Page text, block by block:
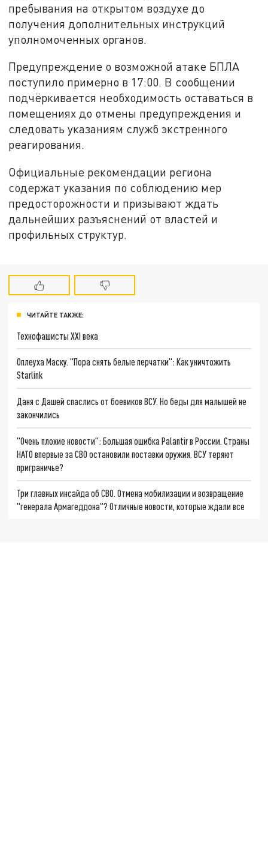
пребывания на открытом воздухе до
получения дополнительных инструкций
уполномоченных органов.
Предупреждение о возможной атаке БПЛА
поступило примерно в 17:00. В сообщении
подчёркивается необходимость оставаться в
помещениях до отмены предупреждения и
следовать указаниям служб экстренного
реагирования.
Официальные рекомендации региона
содержат указания по соблюдению мер
предосторожности и призывают ждать
дальнейших разъяснений от властей и
профильных структур.
ЧИТАЙТЕ ТАКЖЕ:
Технофашисты XXI века
Оплеуха Маску. "Пора снять белые перчатки": Как уничтожить
Starlink
Даня с Дашей спаслись от боевиков ВСУ. Но беды для малышей не
закончились
"Очень плохие новости": Большая ошибка Palantir в России. Страны
НАТО впервые за СВО остановили поставки оружия. ВСУ теряют
приграничье?
Три главных инсайда об СВО. Отмена мобилизации и возвращение
"генерала Армагеддона"? Отличные новости, которые ждали все